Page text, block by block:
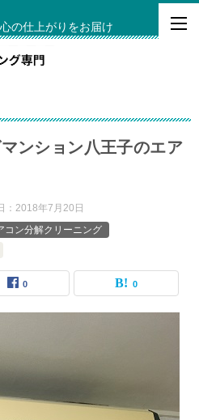
の仕上がりをお届け
ンション八王子のエア
： 2018年7月20日
コン分解クリーニング
0 0